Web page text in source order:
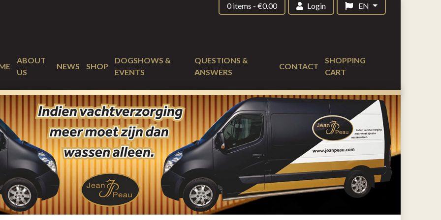
0 items -€0.00 Login EN
ABOUT
US
NEWS SHOP
DOGSHOWS &
EVENTS
QUESTIONS &
ANSWERS
CONTACT
SHOPPING
CART